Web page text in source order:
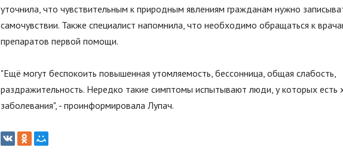
уточнила, что чувствительным к природным явлениям гражданам нужно
самочувствии. Также специалист напомнила, что необходимо обращаться к
препаратов первой помощи.
"Ещё могут беспокоить повышенная утомляемость, бессонница, общая слабость,
раздражительность. Нередко такие симптомы испытывают люди, у которых есть
заболевания", - проинформировала Лупач.